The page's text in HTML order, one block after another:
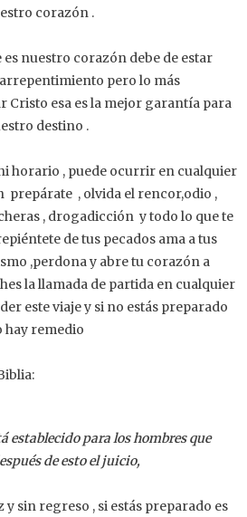
corazón .
es nuestro corazón debe de estar
pero lo más
Cristo esa es la mejor garantía para
destino .
horario , puede ocurrir en cualquier
prepárate , olvida el rencor,odio ,
, drogadicción y todo lo que te
de tus pecados ama a tus
,perdona y abre tu corazón a
la llamada de partida en cualquier
este viaje y si no estás preparado
hay remedio
establecido para los hombres que
de esto el juicio,
y sin regreso , si estás preparado es